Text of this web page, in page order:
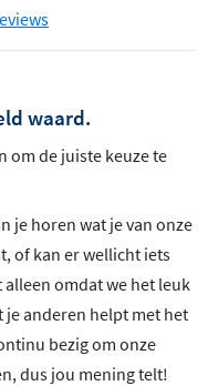
waard.
om de juiste keuze te
je horen wat je van onze
of kan er wellicht iets
alleen omdat we het leuk
anderen helpt met het
bezig om onze
dus jou mening telt!